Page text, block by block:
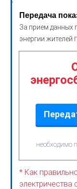
Передача
За прием данных
энергии жителей
необходимо
* Как
электричества